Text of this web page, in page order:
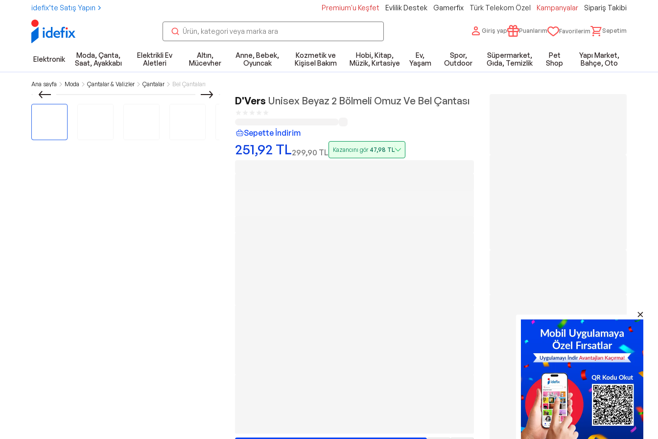
idefix’te Satış Yapın Premium'u Keşfet Evlilik Destek Gamerfix Türk Telekom Özel Kampanyalar Sipariş Takibi
Giriş yap Puanlarım Favorilerim Sepetim
Elektronik
Moda, Çanta,
Saat, Ayakkabı
Elektrikli Ev
Aletleri
Altın,
Mücevher
Anne, Bebek,
Oyuncak
Kozmetik ve
Kişisel Bakım
Hobi, Kitap,
Müzik, Kırtasiye
Ev,
Yaşam
Spor,
Outdoor
Süpermarket,
Gıda, Temizlik
Pet
Shop
Yapı Market,
Bahçe, Oto
Ana sayfa Moda Çantalar & Valizler Çantalar Bel Çantaları
D'Vers Unisex Beyaz 2 Bölmeli Omuz Ve Bel Çantası
Sepette İndirim
251,92 TL299,90 TL Kazancını gör 47,98 TL